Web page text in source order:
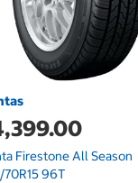
Firestone All Season
96T